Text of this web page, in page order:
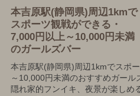
本吉原駅(静岡県)周辺1kmで
スポーツ観戦ができる・
7,000円以上～10,000円未満
のガールズバー
本吉原駅(静岡県)周辺1kmでスポ
～10,000円未満のおすすめガール
隠れ家的フンイキ、夜景が楽しめ